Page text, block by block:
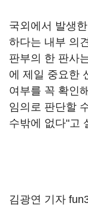
국외에서 발생
하다는 내부 의
판부의 한 판사
에 제일 중요한
여부를 꼭 확인
임의로 판단할
수밖에 없다"고
김광연 기자